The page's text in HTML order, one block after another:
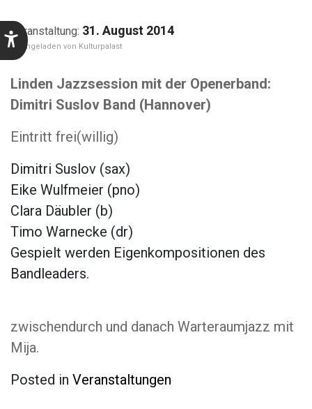
31. August 2014
Kulturpalast
Linden Jazzsession mit der Openerband:
Dimitri Suslov Band (Hannover)
Eintritt frei(willig)
Dimitri Suslov (sax)
Eike Wulfmeier (pno)
Clara Däubler (b)
Timo Warnecke (dr)
Gespielt werden Eigenkompositionen des
Bandleaders.
zwischendurch und danach Warteraumjazz mit
Mija.
Posted in Veranstaltungen